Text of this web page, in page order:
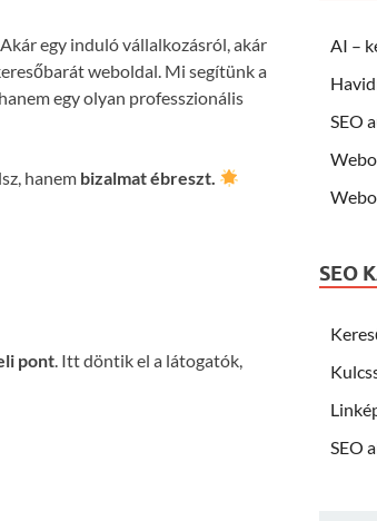
egy induló vállalkozásról, akár
weboldal. Mi segítünk a
egy olyan professzionális
hanem bizalmat ébreszt.
pont. Itt döntik el a látogatók,
AI –
SEO
SEO
SEO